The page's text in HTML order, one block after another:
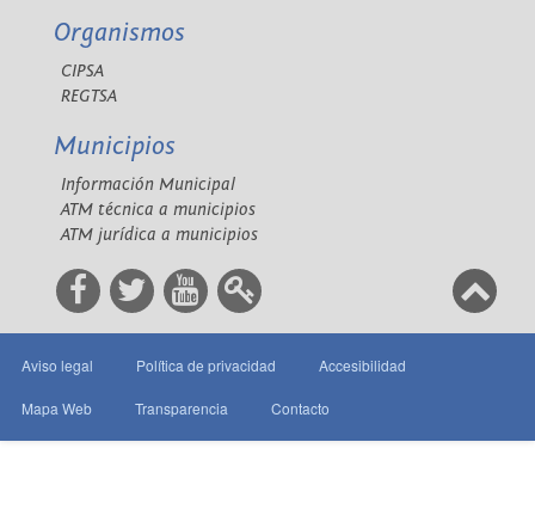
Organismos
CIPSA
REGTSA
Municipios
Información Municipal
ATM técnica a municipios
ATM jurídica a municipios
Aviso legal Política de privacidad Accesibilidad
Mapa Web Transparencia Contacto